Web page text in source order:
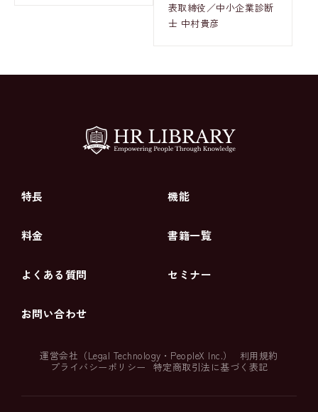
表取締役／中小企業診断
士 中村貴彦
特長 機能
料金 書籍一覧
よくある質問 セミナー
お問い合わせ
運営会社（Legal Technology ・ PeopleX Inc.）
利用規約
プライバシーポリシー
特定商取引法に基づく表記